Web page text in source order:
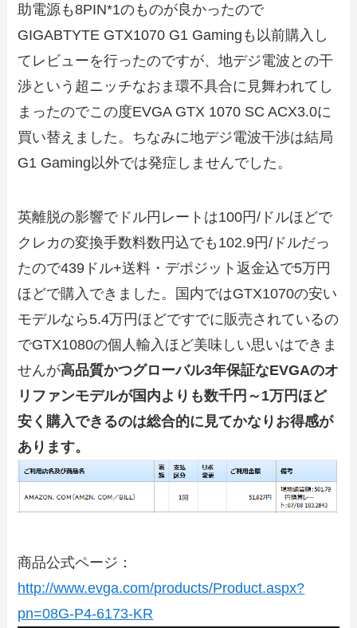
助電源も8PIN*1のものが良かったので
GIGABTYTE GTX1070 G1 Gamingも以前購入し
てレビューを行ったのですが、地デジ電波との干
渉という超ニッチなおま環不具合に見舞われてし
まったのでこの度EVGA GTX 1070 SC ACX3.0に
買い替えました。ちなみに地デジ電波干渉は結局
G1 Gaming以外では発症しませんでした。
英離脱の影響でドル円レートは100円/ドルほどで
クレカの変換手数料数円込でも102.9円/ドルだっ
たので439ドル+送料・デポジット返金込で5万円
ほどで購入できました。国内ではGTX1070の安い
モデルなら5.4万円ほどですでに販売されているの
でGTX1080の個人輸入ほど美味しい思いはできま
せんが高品質かつグローバル3年保証なEVGAのオ
リファンモデルが国内よりも数千円～1万円ほど
安く購入できるのは総合的に見てかなりお得感が
あります。
商品公式ページ：
http://www.evga.com/products/Product.aspx?
pn=08G-P4-6173-KR